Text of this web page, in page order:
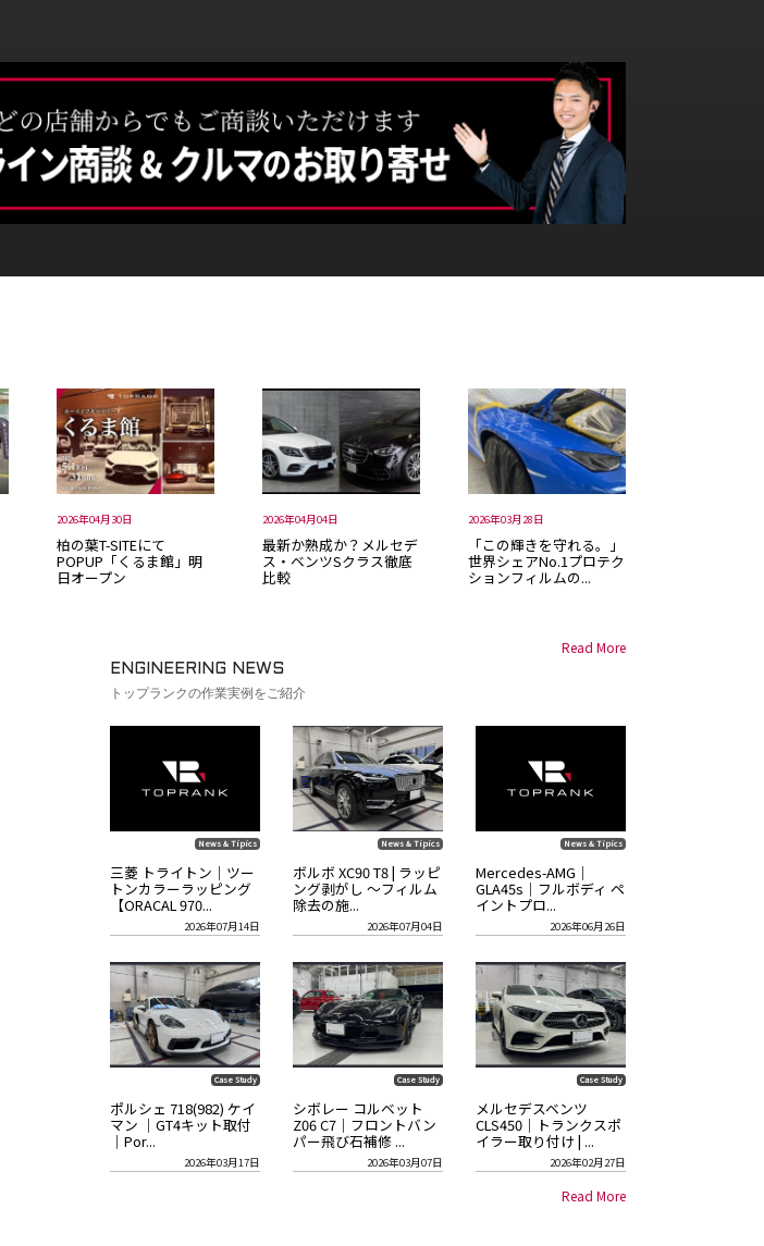
2026年04月30日
柏の葉T-SITEにて
POPUP「くるま館」明
日オープン
2026年04月04日
最新か熟成か？メルセデ
ス・ベンツSクラス徹底
比較
2026年03月28日
「この輝きを守れる。」
世界シェアNo.1プロテク
ションフィルムの...
Read More
ENGINEERING NEWS
トップランクの作業実例をご紹介
News & Tipics
三菱 トライトン｜ツー
トンカラーラッピング
【ORACAL 970...
2026年07月14日
News & Tipics
ボルボ XC90 T8 | ラッピ
ング剥がし ～フィルム
除去の施...
2026年07月04日
News & Tipics
Mercedes-AMG｜
GLA45s｜フルボディ ペ
イントプロ...
2026年06月26日
Case Study
ポルシェ 718(982) ケイ
マン ｜GT4キット取付
｜Por...
2026年03月17日
Case Study
シボレー コルベット
Z06 C7｜フロントバン
パー飛び石補修 ...
2026年03月07日
Case Study
メルセデスベンツ
CLS450｜トランクスポ
イラー取り付け | ...
2026年02月27日
Read More